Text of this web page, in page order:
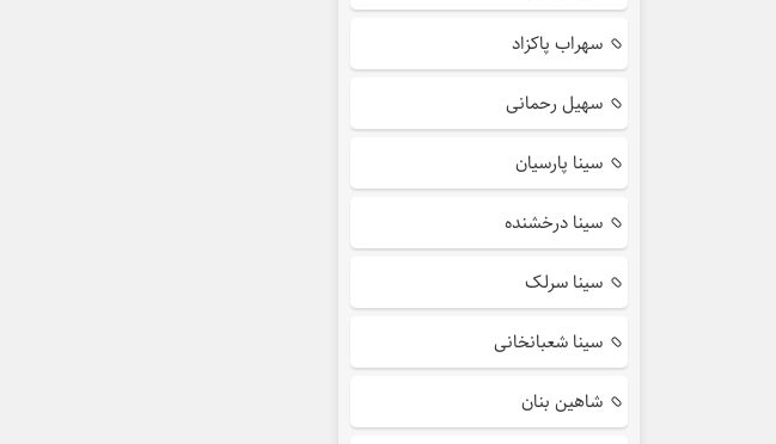
سهراب پاکزاد
سهیل رحمانی
سینا پارسیان
سینا درخشنده
سینا سرلک
سینا شعبانخانی
شاهین بنان